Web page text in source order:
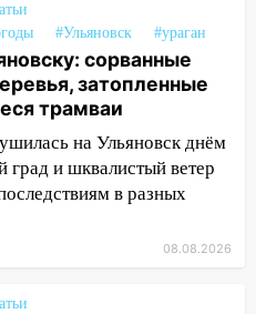
ливни
долг» без спроса:
района похитил у
рублей
светофор на
в Ульяновске
крышу дома на
#Ульяновск #ураган
сорванные
затопленные
трамваи
на Ульяновск днём
град и шквалистый ветер
в разных
08.08.2026